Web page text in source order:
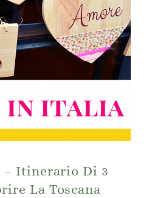
– Itinerario Di 3
La Toscana